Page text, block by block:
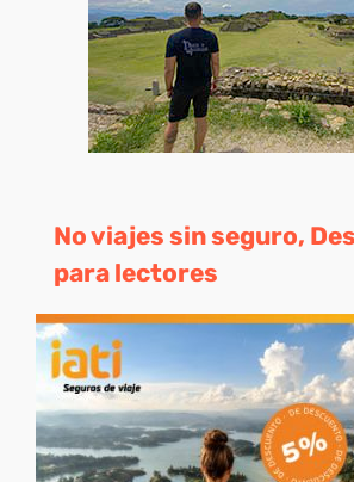
No viajes sin seguro,
para lectores